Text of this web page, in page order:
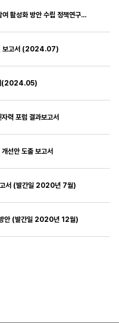
혁신형 SMR 사업화 추진전략 및 민간참여 활성화 방안 수립 정책연구 설문조사보고서
보고서 (2024.07)
(2024.05)
력 포럼 결과보고서
선안 도출 보고서
고서 (발간일 2020년 7월)
안 (발간일 2020년 12월)